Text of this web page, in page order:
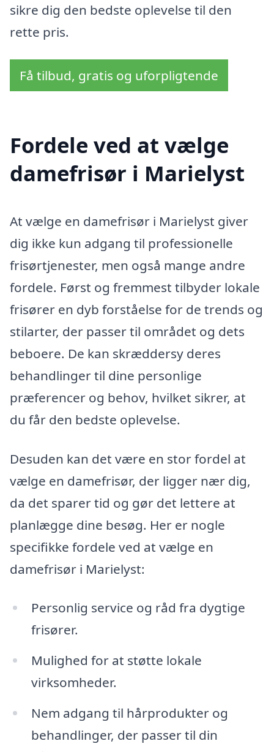
sikre dig den bedste oplevelse til den
rette pris.
Få tilbud, gratis og uforpligtende
Fordele ved at vælge
damefrisør i Marielyst
At vælge en damefrisør i Marielyst giver
dig ikke kun adgang til professionelle
frisørtjenester, men også mange andre
fordele. Først og fremmest tilbyder lokale
frisører en dyb forståelse for de trends og
stilarter, der passer til området og dets
beboere. De kan skræddersy deres
behandlinger til dine personlige
præferencer og behov, hvilket sikrer, at
du får den bedste oplevelse.
Desuden kan det være en stor fordel at
vælge en damefrisør, der ligger nær dig,
da det sparer tid og gør det lettere at
planlægge dine besøg. Her er nogle
specifikke fordele ved at vælge en
damefrisør i Marielyst:
Personlig service og råd fra dygtige
frisører.
Mulighed for at støtte lokale
virksomheder.
Nem adgang til hårprodukter og
behandlinger, der passer til din